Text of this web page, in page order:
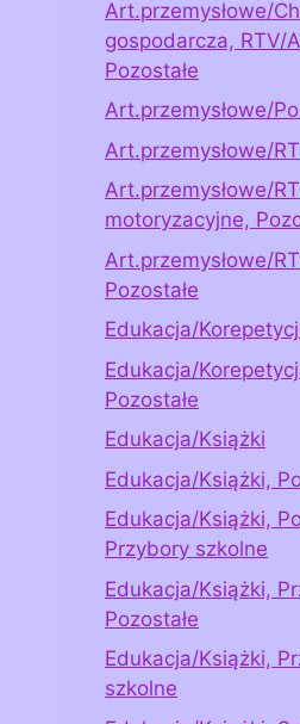
Art.przemysłowe/
gospodarcza, RTV/
Pozostałe
Art.przemysłowe/
Art.przemysłowe/
Art.przemysłowe/
motoryzacyjne,
Art.przemysłowe/
Pozostałe
Edukacja/
Edukacja/
Pozostałe
Edukacja/Książki
Edukacja/Książki,
Edukacja/Książki,
Przybory szkolne
Edukacja/Książki,
Pozostałe
Edukacja/Książki,
szkolne